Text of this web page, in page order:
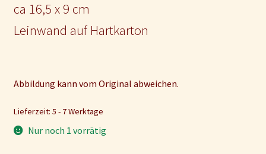
ca 16,5 x 9 cm
Leinwand auf Hartkarton
Abbildung kann vom Original abweichen.
Lieferzeit: 5 - 7 Werktage
Nur noch 1 vorrätig